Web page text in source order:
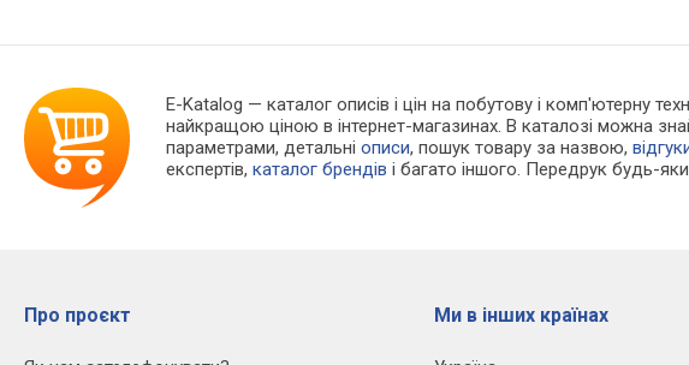
E-Katalog — каталог описів і цін на побутову і комп'ютерну
найкращою ціною в інтернет-магазинах. В каталозі можна
параметрами, детальніописи, пошук товару за назвою,
експертів,каталог брендів і багато іншого. Передрук будь-
Про проєкт Ми в інших країнах